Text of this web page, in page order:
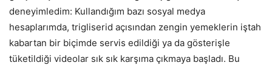
deneyimledim: Kullandığım bazı sosyal medya
hesaplarımda, trigliserid açısından zengin yemeklerin iştah
kabartan bir biçimde servis edildiği ya da gösterişle
tüketildiği videolar sık sık karşıma çıkmaya başladı. Bu